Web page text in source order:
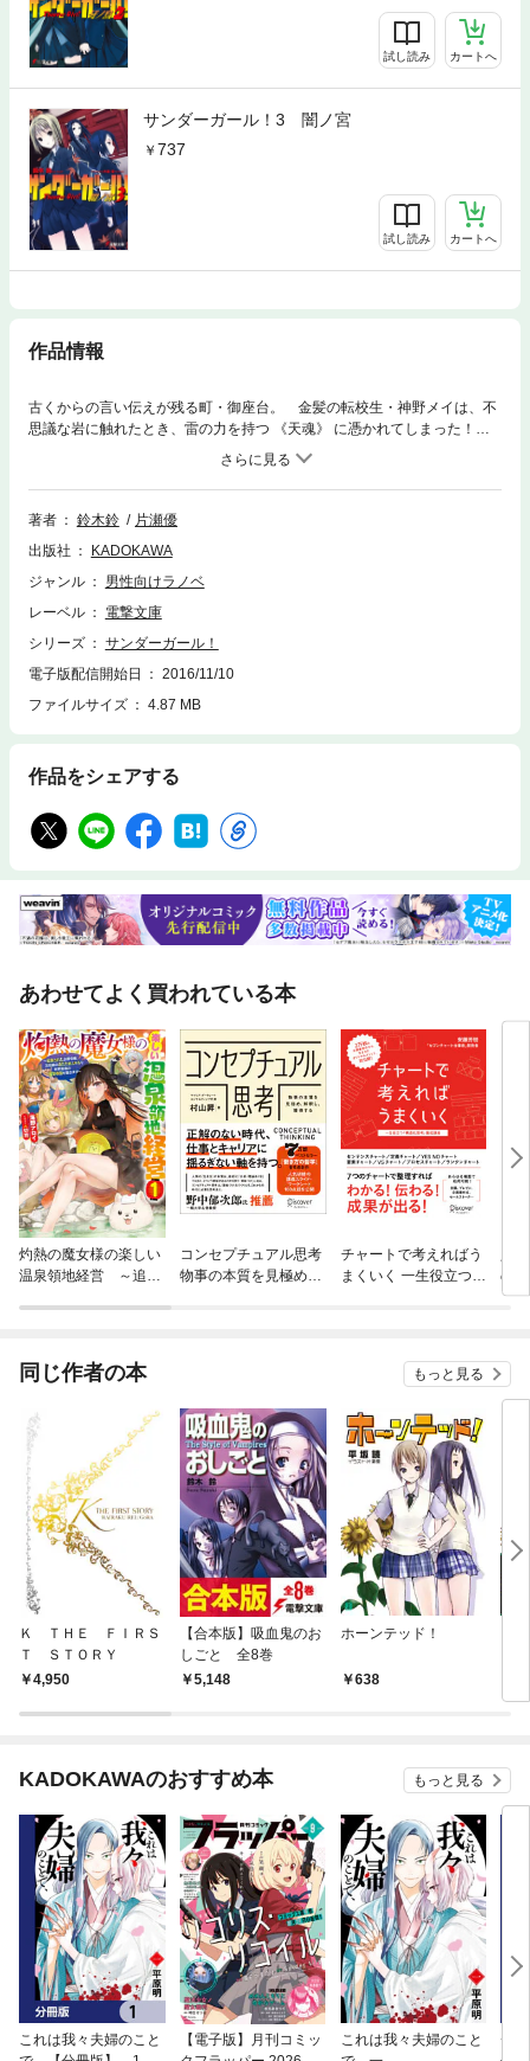
試し読み カートへ
サンダーガール！3 闇ノ宮
737
試し読み カートへ
作品情報
古くからの言い伝えが残る町・御座台。 金髪の転校生・神野メイは、不
思議な岩に触れたとき、雷の力を持つ 《天魂》 に憑かれてしまった！
普通の高校生でいることを望むメイは、その力を拒絶するが 《天魂》 の
力は波乱を招き寄せる……。 さまざまな能力を持つ 《天魂》 と、それ
を駆使する高校生たちの戦いの日々を描く！
著者
鈴木鈴
片瀬優
出版社
KADOKAWA
ジャンル
男性向けラノベ
レーベル
電撃文庫
シリーズ
サンダーガール！
電子版配信開始日
2016/11/10
ファイルサイズ
4.87 MB
作品をシェアする
あわせてよく買われている本
灼熱の魔女様の楽しい
温泉領地経営 ～追放
築きます～
コンセプチュアル思考
物事の本質を見極め、
チャートで考えればう
まくいく 一生役立つ
の
ジ
同じ作者の本 もっと見る
Ｋ ＴＨＥ ＦＩＲＳ
Ｔ ＳＴＯＲＹ
4,950
【合本版】吸血鬼のお
しごと 全8巻
5,148
ホーンテッド！
638
KADOKAWAのおすすめ本 もっと見る
これは我々夫婦のこと
【電子版】月刊コミッ
これは我々夫婦のこと
チ